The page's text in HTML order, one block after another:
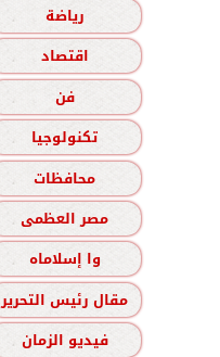
رياضة
اقتصاد
فن
تكنولوجيا
محافظات
مصر العظمى
وا إسلاماه
مقال رئيس التحرير
فيديو الزمان